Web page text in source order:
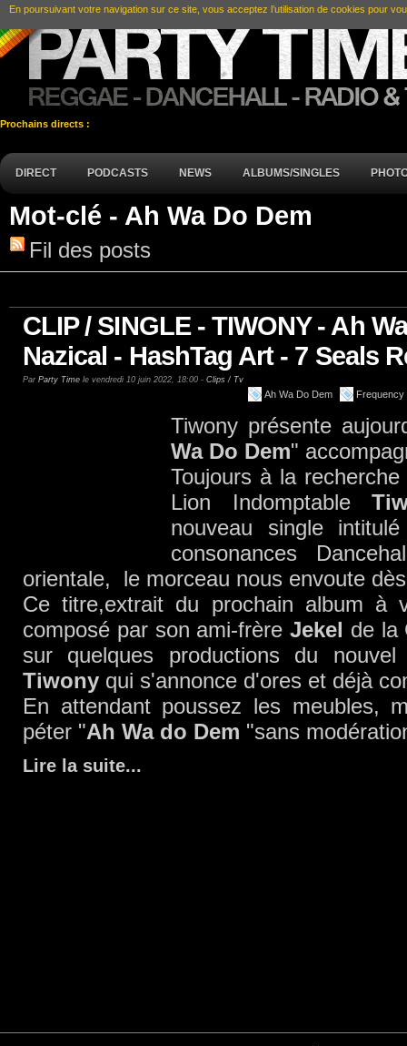
Prochains directs :
DIRECT PODCASTS NEWS ALBUMS/SINGLES
Mot-clé - Ah Wa Do Dem
Fil des posts
CLIP / SINGLE - TIWONY - Ah
Nazical - HashTag Art - 7 Seals
Par Party Time le vendredi 10 juin 2022, 18:00 - Clips / Tv
Ah Wa Do Dem Frequency
Tiwony présente
Wa Do Dem"
Toujours à la
Lion Indomptable
nouveau single
consonances
orientale, le morceau nous envoute
Ce titre,extrait du prochain album à
composé par son ami-frèreJekel de la
sur quelques productions du
Tiwony qui s'annonce d'ores et déjà
En attendant poussez les meubles,
péter "Ah Wa do Dem "sans
Lire la suite...
En poursuivant votre navigation sur ce site, vous acceptez l’utilisation de cookies pour